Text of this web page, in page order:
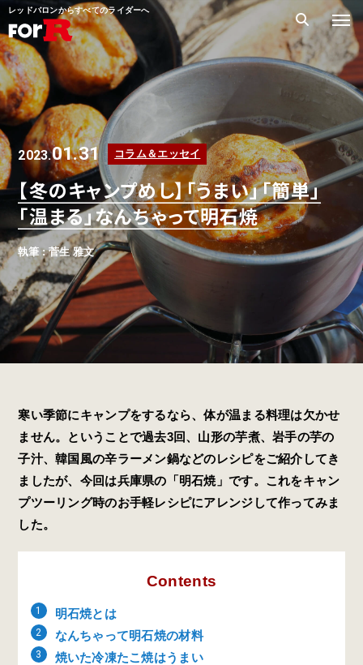
レッドバロンからすべてのライダーへ
2023.01.31 コラム＆エッセイ
【冬のキャンプめし】「うまい」「簡単」
「温まる」なんちゃって明石焼
執筆 : 菅生 雅文
寒い季節にキャンプをするなら、体が温まる料理は欠かせ
ません。ということで過去3回、山形の芋煮、岩手の芋の
子汁、韓国風の辛ラーメン鍋などのレシピをご紹介してき
ましたが、今回は兵庫県の「明石焼」です。これをキャン
プツーリング時のお手軽レシピにアレンジして作ってみま
した。
Contents
明石焼とは
なんちゃって明石焼の材料
焼いた冷凍たこ焼はうまい